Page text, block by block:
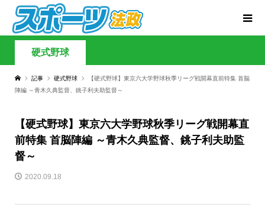
硬式野球
記事 硬式野球
【硬式野球】東京六大学野球秋季リーグ戦開幕直前特集 首脳
陣編 ～青木久典監督、銚子利夫助監督～
【硬式野球】東京六大学野球秋季リーグ戦開幕直
前特集 首脳陣編 ～青木久典監督、銚子利夫助監
督～
2020.09.18